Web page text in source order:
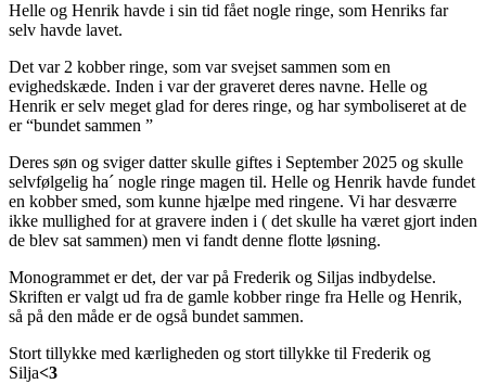
Helle og Henrik havde i sin tid fået nogle ringe, som Henriks far
selv havde lavet.
Det var 2 kobber ringe, som var svejset sammen som en
evighedskæde. Inden i var der graveret deres navne. Helle og
Henrik er selv meget glad for deres ringe, og har symboliseret at de
er “bundet sammen ”
Deres søn og sviger datter skulle giftes i September 2025 og skulle
selvfølgelig ha´ nogle ringe magen til. Helle og Henrik havde fundet
en kobber smed, som kunne hjælpe med ringene. Vi har desværre
ikke mullighed for at gravere inden i ( det skulle ha været gjort inden
de blev sat sammen) men vi fandt denne flotte løsning.
Monogrammet er det, der var på Frederik og Siljas indbydelse.
Skriften er valgt ud fra de gamle kobber ringe fra Helle og Henrik,
så på den måde er de også bundet sammen.
Stort tillykke med kærligheden og stort tillykke til Frederik og
Silja<3